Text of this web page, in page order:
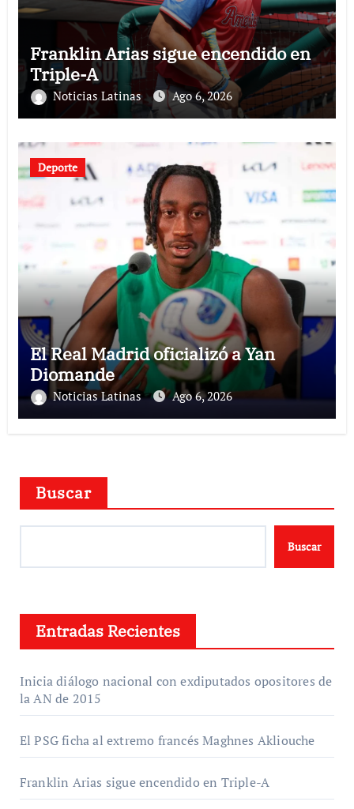
Franklin Arias sigue encendido en
Triple-A
Noticias Latinas Ago 6, 2026
Deporte
El Real Madrid oficializó a Yan
Diomande
Noticias Latinas Ago 6, 2026
Buscar
Buscar
Entradas Recientes
Inicia diálogo nacional con exdiputados opositores de
la AN de 2015
El PSG ficha al extremo francés Maghnes Akliouche
Franklin Arias sigue encendido en Triple-A